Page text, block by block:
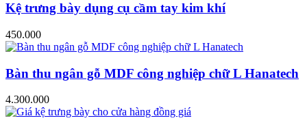
Kệ trưng bày dụng cụ cầm tay kim khí
450.000
Bàn thu ngân gỗ MDF công nghiệp chữ L Hanatech
4.300.000